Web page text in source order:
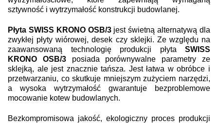
sztywność i wytrzymałość konstrukcji budowlanej.
Płyta SWISS KRONO OSB/3jest świetną alternatywą dla
zwykłej płyty wiórowej, desek czy sklejki. Ze względu na
zaawansowaną technologię produkcji płyta SWISS
KRONO OSB/3posiada porównywalne parametry ze
sklejką, ale jest znacznie tańsza. Jest łatwa w obróbce i
przetwarzaniu, co skutkuje mniejszym zużyciem narzędzi,
a wysoka wytrzymałość gwarantuje bezproblemowe
mocowanie kotew budowlanych.
Bezkompromisowa jakość, ekologiczny proces produkcji